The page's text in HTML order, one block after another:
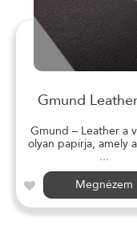
Gmund
Gmund – Leather a
olyan papírja, amely
...
Megnézem